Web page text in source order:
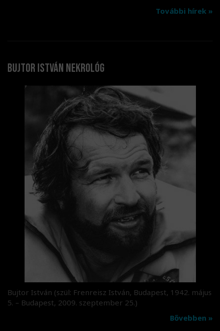
További hírek »
Bujtor István nekrológ
Bujtor István (szül: Frenreisz István, Budapest, 1942. május
5. – Budapest, 2009. szeptember 25.)
Bővebben »